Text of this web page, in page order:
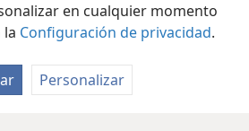
en cualquier momento
Configuración de privacidad.
Personalizar